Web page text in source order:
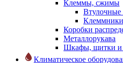
Клеммы, сжимы
Втулочные
Клеммники
Коробки
Металлорукава
Шкафы, щитки и
Климатическое